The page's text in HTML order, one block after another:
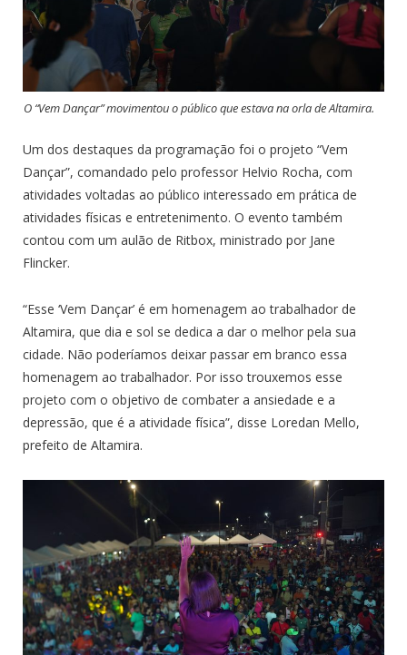
O “Vem Dançar” movimentou o público que estava na orla de Altamira.
Um dos destaques da programação foi o projeto “Vem
Dançar”, comandado pelo professor Helvio Rocha, com
atividades voltadas ao público interessado em prática de
atividades físicas e entretenimento. O evento também
contou com um aulão de Ritbox, ministrado por Jane
Flincker.
“Esse ‘Vem Dançar’ é em homenagem ao trabalhador de
Altamira, que dia e sol se dedica a dar o melhor pela sua
cidade. Não poderíamos deixar passar em branco essa
homenagem ao trabalhador. Por isso trouxemos esse
projeto com o objetivo de combater a ansiedade e a
depressão, que é a atividade física”, disse Loredan Mello,
prefeito de Altamira.